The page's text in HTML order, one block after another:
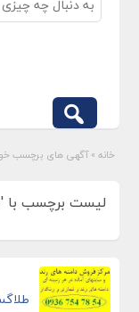
خانه » آگهی های برچسب
لیست برچسب با